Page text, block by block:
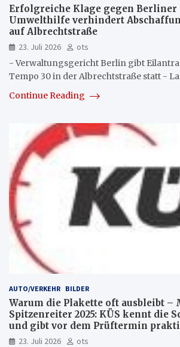
Erfolgreiche Klage gegen Berliner
Umwelthilfe verhindert
auf Albrechtstraße
23. Juli 2026
ots
- Verwaltungsgericht Berlin gibt
Tempo 30 in der Albrechtstraße statt -
Continue Reading
AUTO/VERKEHR BILDER
Warum die Plakette oft ausbleibt –
Spitzenreiter 2025: KÜS kennt die
und gibt vor dem Prüftermin
23. Juli 2026
ots